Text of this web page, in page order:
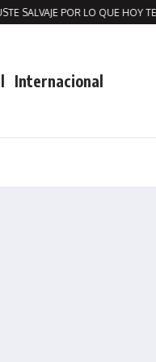
POR LO QUE HOY
Internacional